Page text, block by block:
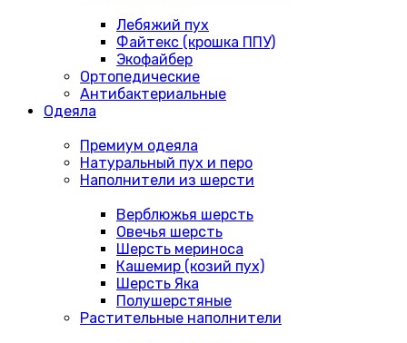
Лебяжий пух
Файтекс (крошка ППУ)
Экофайбер
Ортопедические
Антибактериальные
Одеяла
Премиум одеяла
Натуральный пух и перо
Наполнители из шерсти
Верблюжья шерсть
Овечья шерсть
Шерсть мериноса
Кашемир (козий пух)
Шерсть Яка
Полушерстяные
Растительные наполнители